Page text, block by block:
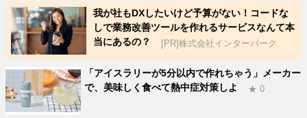
我が社もDXしたいけど予算がない！コードな
しで業務改善ツールを作れるサービスなんて本
当にあるの？
[PR]株式会社インターパーク
「アイスラリーが5分以内で作れちゃう」メーカー
で、美味しく食べて熱中症対策しよ
★ 0